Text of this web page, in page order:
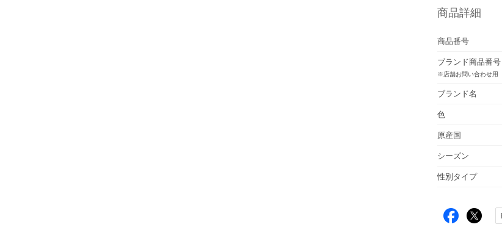
商品詳細
商品番号
ブランド商品番号
※店舗お問い合わせ用
ブランド名
色
原産国
シーズン
性別タイプ